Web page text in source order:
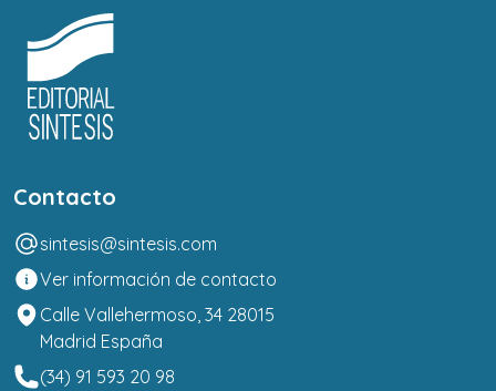
Contacto
sintesis@sintesis.com
Ver información de contacto
Calle Vallehermoso, 34 28015
Madrid España
(34) 91 593 20 98